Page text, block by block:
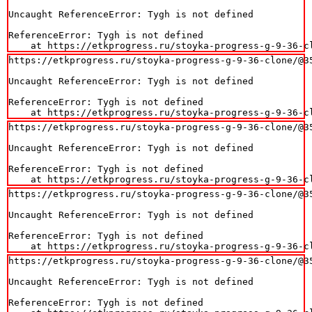
Uncaught ReferenceError: Tygh is not defined
ReferenceError: Tygh is not defined
at https://etkprogress.ru/stoyka-progress-g-9-36-
https://etkprogress.ru/stoyka-progress-g-9-36-clone/
Uncaught ReferenceError: Tygh is not defined
ReferenceError: Tygh is not defined
at https://etkprogress.ru/stoyka-progress-g-9-36-
https://etkprogress.ru/stoyka-progress-g-9-36-clone/
Uncaught ReferenceError: Tygh is not defined
ReferenceError: Tygh is not defined
at https://etkprogress.ru/stoyka-progress-g-9-36-
https://etkprogress.ru/stoyka-progress-g-9-36-clone/
Uncaught ReferenceError: Tygh is not defined
ReferenceError: Tygh is not defined
at https://etkprogress.ru/stoyka-progress-g-9-36-
https://etkprogress.ru/stoyka-progress-g-9-36-clone/
Uncaught ReferenceError: Tygh is not defined
ReferenceError: Tygh is not defined